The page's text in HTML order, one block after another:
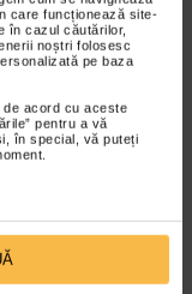
care funcționează site-
în cazul căutărilor,
noștri folosesc
pe baza
de acord cu aceste
pentru a vă
în special, vă puteți
de
a fost
in colaborare cu